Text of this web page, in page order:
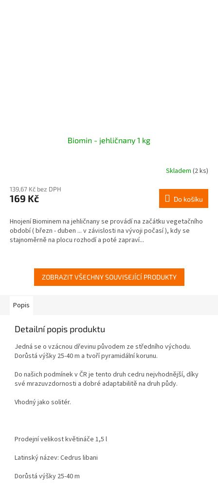
Biomin - jehličnany 1 kg
Skladem (2 ks)
139,67 Kč bez DPH
169 Kč Do košíku
Hnojení Biominem na jehličnany se provádí na začátku vegetačního
období ( březn - duben ... v závislosti na vývoji počasí ), kdy se
stajnoměrně na plocu rozhodí a poté zapraví...
ZOBRAZIT VŠECHNY SOUVISEJÍCÍ PRODUKTY
Popis
Detailní popis produktu
Jedná se o vzácnou dřevinu původem ze středního východu.
Dorůstá výšky 25-40 m a tvoří pyramidální korunu.
Do našich podmínek v ČR je tento druh cedru nejvhodnější, díky
své mrazuvzdornosti a dobré adaptabilitě na druh půdy.
Vhodný jako solitér.
Prodejní velikost květináče 1,5 l
Latinský název: Cedrus libani
Dorůstá výšky 25-40 m